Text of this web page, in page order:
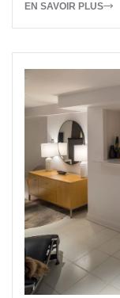
EN SAVOIR PLUS